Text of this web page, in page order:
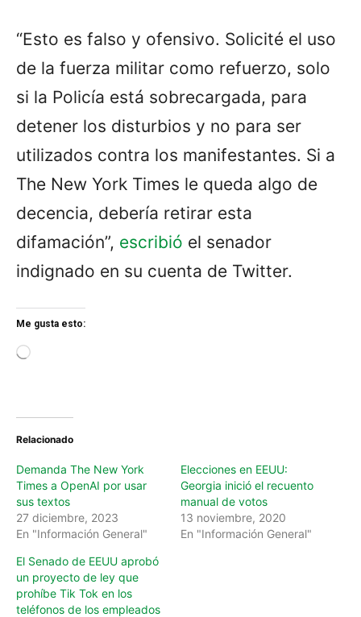
“Esto es falso y ofensivo. Solicité el uso
de la fuerza militar como refuerzo, solo
si la Policía está sobrecargada, para
detener los disturbios y no para ser
utilizados contra los manifestantes. Si a
The New York Times le queda algo de
decencia, debería retirar esta
difamación”, escribió el senador
indignado en su cuenta de Twitter.
Me gusta esto:
g
Relacionado
Demanda The New York
Times a OpenAI por usar
sus textos
27 diciembre, 2023
En "Información General"
Elecciones en EEUU:
Georgia inició el recuento
manual de votos
13 noviembre, 2020
En "Información General"
El Senado de EEUU aprobó
un proyecto de ley que
prohíbe Tik Tok en los
teléfonos de los empleados